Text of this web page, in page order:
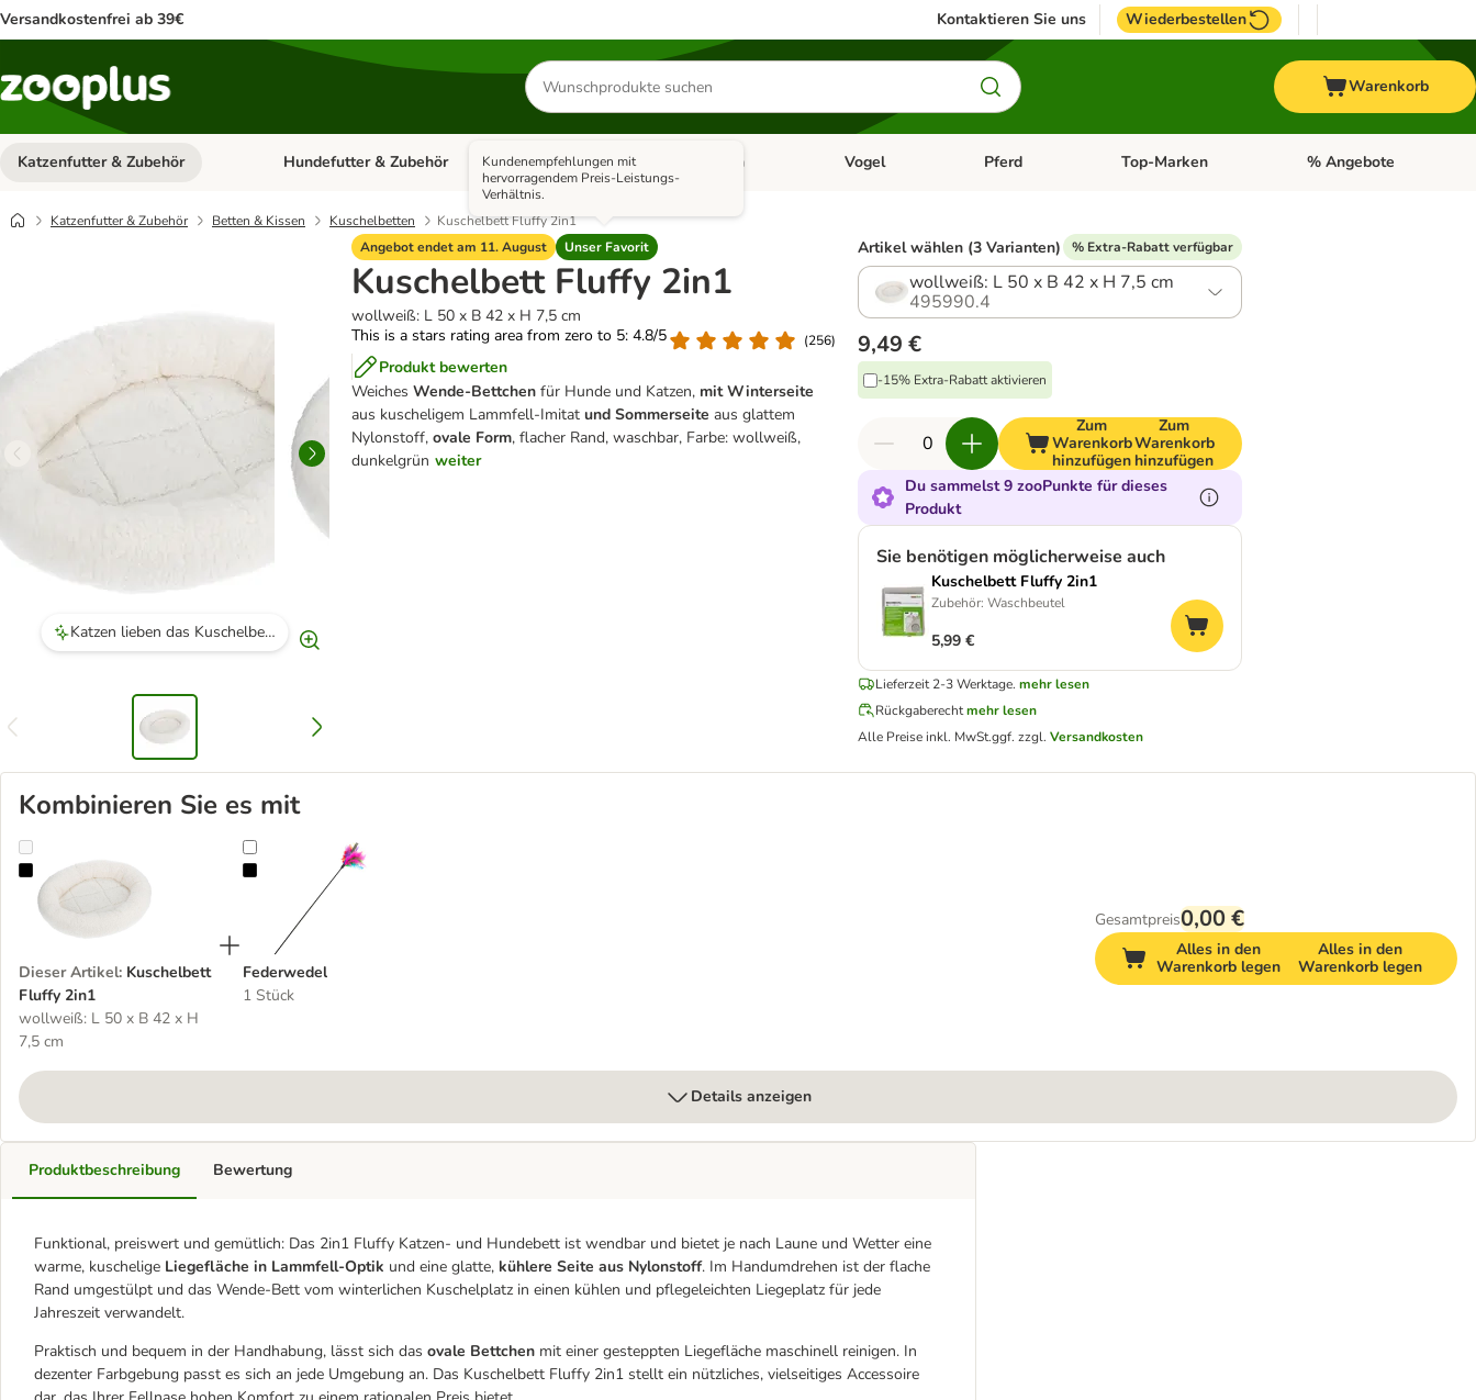
Versandkostenfrei ab 39€ Kontaktieren Sie uns Wiederbestellen
Produkte
suchen
Warenkorb
Katzenfutter & Zubehör Kategorie-Menü öffnen: Katzenfutter & Zubehör
Hundefutter & Zubehör Kategorie-Menü öffnen: Hundefutter & Zubehör
Kleintier Kategorie-Menü öffnen: Kleintier
Fisch Kategorie-Menü öffnen: Fisch
Vogel Kategorie-Menü öffnen: Vogel
Pferd Kategorie-Menü öffnen: Pferd
Top-Marken Kategorie-Menü öffnen:
% Angebote
Katzenfutter & Zubehör Betten & Kissen Kuschelbetten
Kuschelbett Fluffy 2in1
Angebot endet am 11. August
Unser Favorit
Kundenempfehlungen mit
hervorragendem Preis-Leistungs-
Verhältnis.
Kuschelbett Fluffy 2in1
wollweiß: L 50 x B 42 x H 7,5 cm
This is a stars rating area from zero to 5: 4.8/5
(256)
Produkt bewerten
Weiches Wende-Bettchenfür Hunde und Katzen,mit Winterseite
aus kuscheligem Lammfell-Imitat und Sommerseite aus glattem
Nylonstoff, ovale Form, flacher Rand, waschbar, Farbe: wollweiß,
dunkelgrün weiter
Katzen lieben das Kuschelbett und nehmen es schnell an.
Artikel wählen (3 Varianten) % Extra-Rabatt verfügbar
wollweiß: L 50 x B 42 x H 7,5 cm
495990.4
9,49 €
-15% Extra-Rabatt aktivieren
Zum
Warenkorb
hinzufügen
Zum
Warenkorb
hinzufügen
Du sammelst 9 zooPunkte für dieses
Produkt
Sie benötigen möglicherweise auch
Kuschelbett Fluffy 2in1
Zubehör: Waschbeutel
5,99 €
Lieferzeit 2-3 Werktage. mehr lesen
Rückgaberecht mehr lesen
Alle Preise inkl. MwSt.ggf. zzgl. Versandkosten
Kombinieren Sie es mit
Kuschelbett Fluffy 2in1
Dieser Artikel: Kuschelbett
Fluffy 2in1
wollweiß: L 50 x B 42 x H
7,5 cm
Federwedel
Federwedel
1 Stück
Gesamtpreis0,00 €
Alles in den
Warenkorb legen
Alles in den
Warenkorb legen
Details anzeigen
Produktbeschreibung
Funktional, preiswert und gemütlich: Das 2in1 Fluffy Katzen- und Hundebett ist wendbar und bietet je nach Laune und Wetter eine
warme, kuschelige Liegefläche in Lammfell-Optik und eine glatte, kühlere Seite aus Nylonstoff. Im Handumdrehen ist der flache
Rand umgestülpt und das Wende-Bett vom winterlichen Kuschelplatz in einen kühlen und pflegeleichten Liegeplatz für jede
Jahreszeit verwandelt.
Praktisch und bequem in der Handhabung, lässt sich das ovale Bettchen mit einer gesteppten Liegefläche maschinell reinigen. In
dezenter Farbgebung passt es sich an jede Umgebung an. Das Kuschelbett Fluffy 2in1 stellt ein nützliches, vielseitiges Accessoire
Bewertung